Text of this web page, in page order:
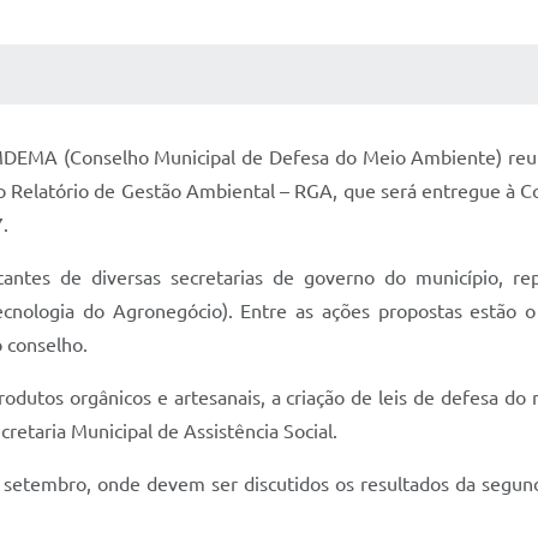
(Conselho Municipal de Defesa do Meio Ambiente)
de Gestão Ambiental – RGA, que será entregue à
de diversas secretarias de governo do município,
do Agronegócio). Entre as ações propostas estão
conselho.
orgânicos e artesanais, a criação de leis de defesa
Municipal de Assistência Social.
onde devem ser discutidos os resultados da